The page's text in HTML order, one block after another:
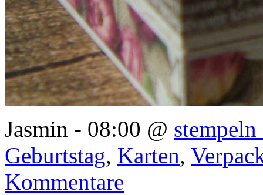
Jasmin - 08:00 @
Geburtstag, Karten,
Kommentare